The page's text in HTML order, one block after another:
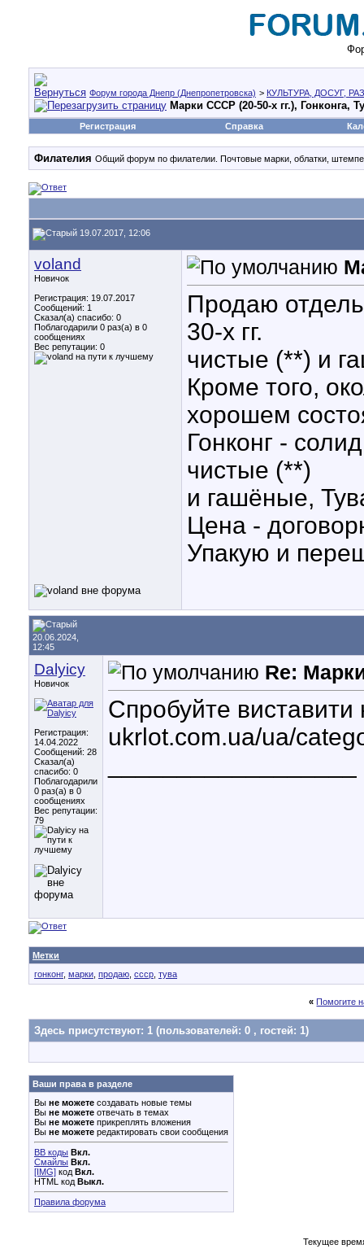
Форум города Днепр (Днепропетровска) > КУЛЬТУРА, ДОСУГ,
Марки СССР (20-50-х гг.), Гонконга,
Регистрация Справка
Филателия Общий форум по филателии. Почтовые марки, облатки,
19.07.2017, 12:06
voland
Новичок
Регистрация: 19.07.2017
Сообщений: 1
Сказал(а) спасибо: 0
Поблагодарили 0 раз(а) в 0
сообщениях
Вес репутации: 0
Продаю
30-х гг.
чистые (**) и
Кроме того,
хорошем
Гонконг -
чистые (**)
и гашёные,
Цена -
Упакую и
20.06.2024,
12:45
Dalyicy
Новичок
Регистрация:
14.04.2022
Сообщений: 28
Сказал(а)
спасибо: 0
Поблагодарили
0 раз(а) в 0
сообщениях
Вес репутации:
79
Re:
Спробуйте виставити
ukrlot.com.ua/ua/
Метки
гонконг, марки продаю ссср тува
« Помогите
Здесь присутствуют: 1 (пользователей: 0 , гостей: 1)
Ваши права в разделе
Вы не можете создавать новые темы
Вы не можете отвечать в темах
Вы не можете прикреплять вложения
Вы не можете редактировать свои сообщения
BB коды Вкл.
Смайлы Вкл.
[IMG] код Вкл.
HTML код Выкл.
Правила форума
Текущее